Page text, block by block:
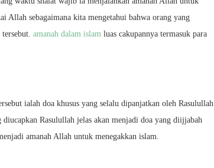
Allah sebagaimana kita mengetahui bahwa orang yang
amanah dalam islam luas cakupannya termasuk para
ialah doa khusus yang selalu dipanjatkan oleh Rasulullah
Rasulullah jelas akan menjadi doa yang diijjabah
amanah Allah untuk menegakkan islam.